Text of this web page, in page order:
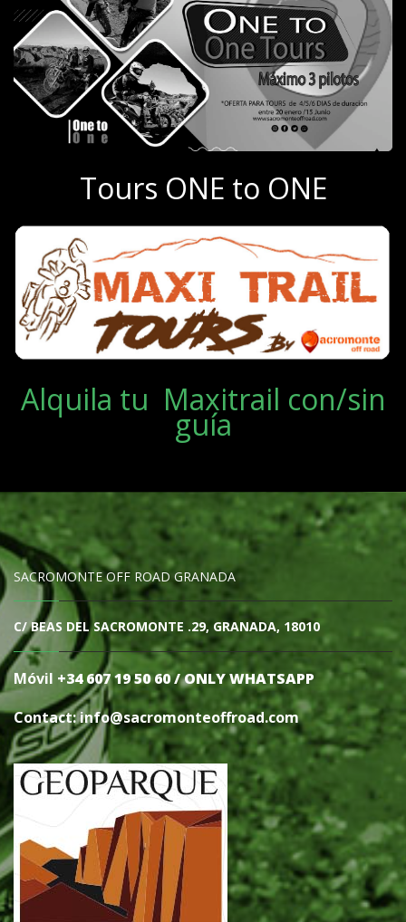
Tours ONE to ONE
Alquila tu Maxitrail con/sin
guía
SACROMONTE OFF ROAD GRANADA
C/ BEAS DEL SACROMONTE .29, GRANADA, 18010
Móvil +34 607 19 50 60 / ONLY WHATSAPP
Contact: info@sacromonteoffroad.com